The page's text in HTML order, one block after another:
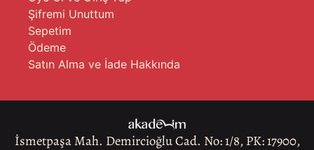
Şifremi Unuttum
Sepetim
Ödeme
Satın Alma ve İade Hakkında
İsmetpaşa Mah. Demircioğlu Cad. No: 1/8, PK: 17900,